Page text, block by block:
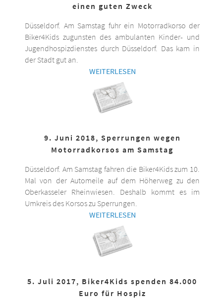
einen guten Zweck
Düsseldorf. Am Samstag fuhr ein Motorradkorso der
Biker4Kids zugunsten des ambulanten Kinder- und
Jugendhospizdienstes durch Düsseldorf. Das kam in
der Stadt gut an.
WEITERLESEN
9. Juni 2018, Sperrungen wegen
Motorradkorsos am Samstag
Düsseldorf. Am Samstag fahren die Biker4Kids zum 10.
Mal von der Automeile auf dem Höherweg zu den
Oberkasseler Rheinwiesen. Deshalb kommt es im
Umkreis des Korsos zu Sperrungen.
WEITERLESEN
5. Juli 2017, Biker4Kids spenden 84.000
Euro für Hospiz